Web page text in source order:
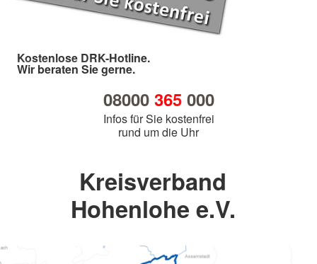
Kostenlose DRK-Hotline.
Wir beraten Sie gerne.
08000 365000
Infos für Sie kostenfrei
rund um die Uhr
Kreisverband
Hohenlohe e.V.